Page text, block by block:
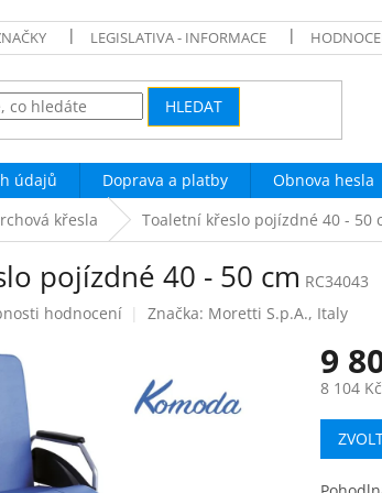
LEGISLATIVA - INFORMACE
HLEDAT
údajů Doprava a platby Obnova hesla
křesla Toaletní křeslo pojízdné 40 - 50
pojízdné 40 - 50 cm RC34043
hodnocení Značka: Moretti S.p.A., Italy
9
8 104
Měrná
cena: